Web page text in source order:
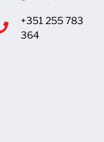
+351 255 783
364